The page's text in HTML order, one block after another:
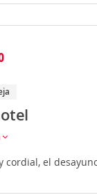
cordial, el